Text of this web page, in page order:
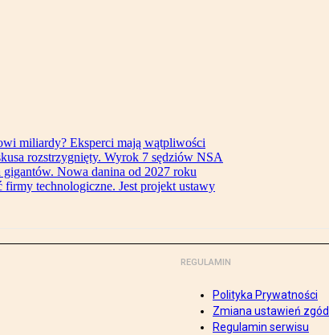
miliardy? Eksperci mają wątpliwości
rozstrzygnięty. Wyrok 7 sędziów NSA
Nowa danina od 2027 roku
technologiczne. Jest projekt ustawy
REGULAMIN
Polityka Prywatności
Zmiana ustawień zgód
Regulamin serwisu